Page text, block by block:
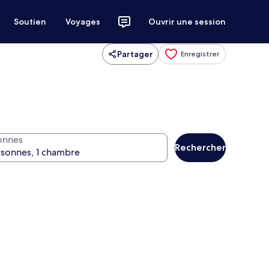
Soutien Voyages Ouvrir une session
Partager Enregistrer
Rechercher